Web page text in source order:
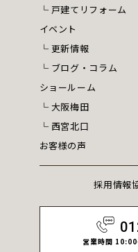
戸建てリフォーム
イベント
更新情報
ブログ・コラム
ショールーム
大阪梅田
西宮北口
お客様の声
採用情報
営業時間 10:00